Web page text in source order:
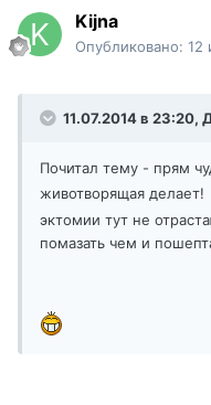
Kijna
Опубликовано: 12
11.07.2014 в 23:20,
Почитал тему - прям
животворящая делает!
эктомии тут не
помазать чем и